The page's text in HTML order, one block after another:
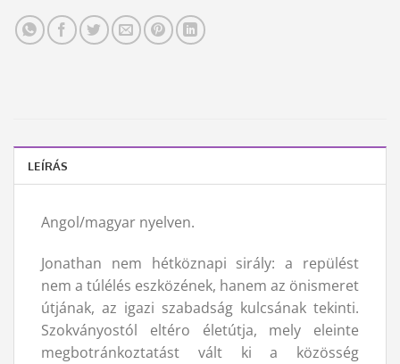
LEÍRÁS
Angol/magyar nyelven.
Jonathan nem hétköznapi sirály: a repülést
nem a túlélés eszközének, hanem az önismeret
útjának, az igazi szabadság kulcsának tekinti.
Szokványostól eltéro életútja, mely eleinte
megbotránkoztatást vált ki a közösség